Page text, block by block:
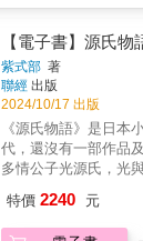
《舞姬》是川端在50
著名的經典。通過女
徒友子，對愛情與舞
舞姬從中汲取了精神
性的覺醒。★ 日本文
現原典，帶領讀者重
特別收錄：三島由紀
視人性執念，顯露人
「鬼才」和「短篇小
在日本文學史上擁有
品詭譎多變，他擅長
理轉折，並將自身對
神的痛苦，完全傾注
之美。〈地獄變〉是
一，透過極端化的人
「藝術至上主義」的
【電子書】源氏物
紫式部 著
聯經 出版
2024/10/17 出版
《源氏物語》是日本
代，還沒有一部作品
多情公子光源氏，光
跳動的心房和美麗哀
語》敘述了夢幻般俊
特價 2240 元